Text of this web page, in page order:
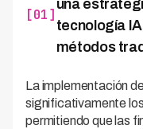
[01]
una
tecnología
métodos
La implementación
significativamente
permitiendo que las